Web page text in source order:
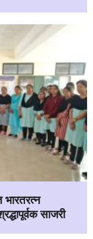
भारतरत्न
साजरी